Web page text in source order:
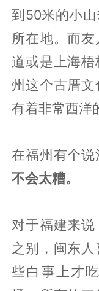
到50米的小
所在地。而
道或是上海
州这个古厝
有着非常西洋
在福州有个说
不会太糟。
对于福建来
之别，闽东
些白事上才